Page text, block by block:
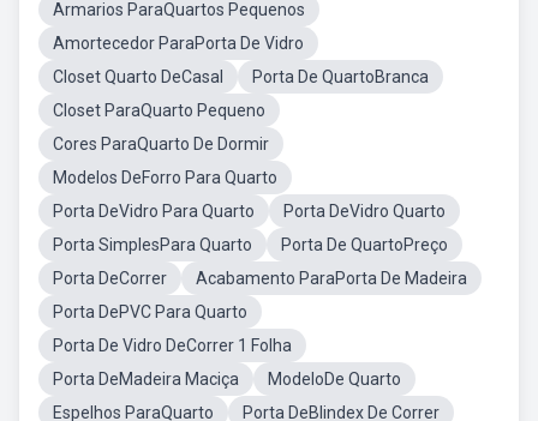
Armarios ParaQuartos Pequenos
Amortecedor ParaPorta De Vidro
Closet Quarto DeCasal
Porta De QuartoBranca
Closet ParaQuarto Pequeno
Cores ParaQuarto De Dormir
Modelos DeForro Para Quarto
Porta DeVidro Para Quarto
Porta DeVidro Quarto
Porta SimplesPara Quarto
Porta De QuartoPreço
Porta DeCorrer
Acabamento ParaPorta De Madeira
Porta DePVC Para Quarto
Porta De Vidro DeCorrer 1 Folha
Porta DeMadeira Maciça
ModeloDe Quarto
Espelhos ParaQuarto
Porta DeBlindex De Correr